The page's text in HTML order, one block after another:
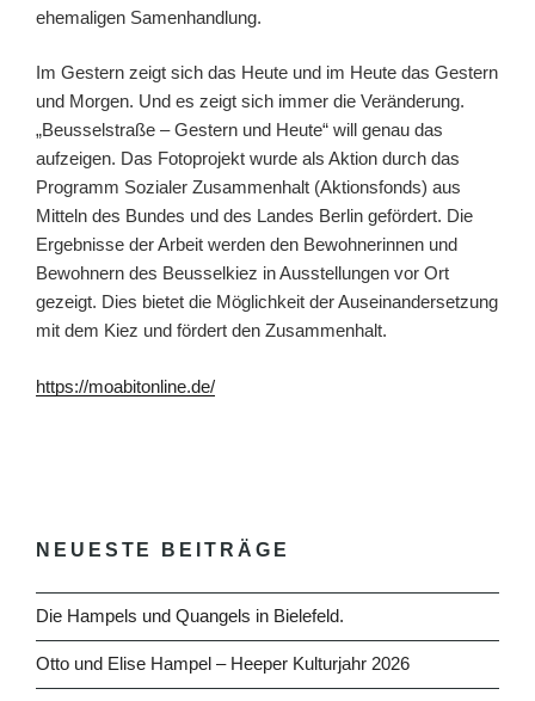
ehemaligen Samenhandlung.
Im Gestern zeigt sich das Heute und im Heute das Gestern
und Morgen. Und es zeigt sich immer die Veränderung.
„Beusselstraße – Gestern und Heute“ will genau das
aufzeigen. Das Fotoprojekt wurde als Aktion durch das
Programm Sozialer Zusammenhalt (Aktionsfonds) aus
Mitteln des Bundes und des Landes Berlin gefördert. Die
Ergebnisse der Arbeit werden den Bewohnerinnen und
Bewohnern des Beusselkiez in Ausstellungen vor Ort
gezeigt. Dies bietet die Möglichkeit der Auseinandersetzung
mit dem Kiez und fördert den Zusammenhalt.
https://moabitonline.de/
NEUESTE BEITRÄGE
Die Hampels und Quangels in Bielefeld.
Otto und Elise Hampel – Heeper Kulturjahr 2026